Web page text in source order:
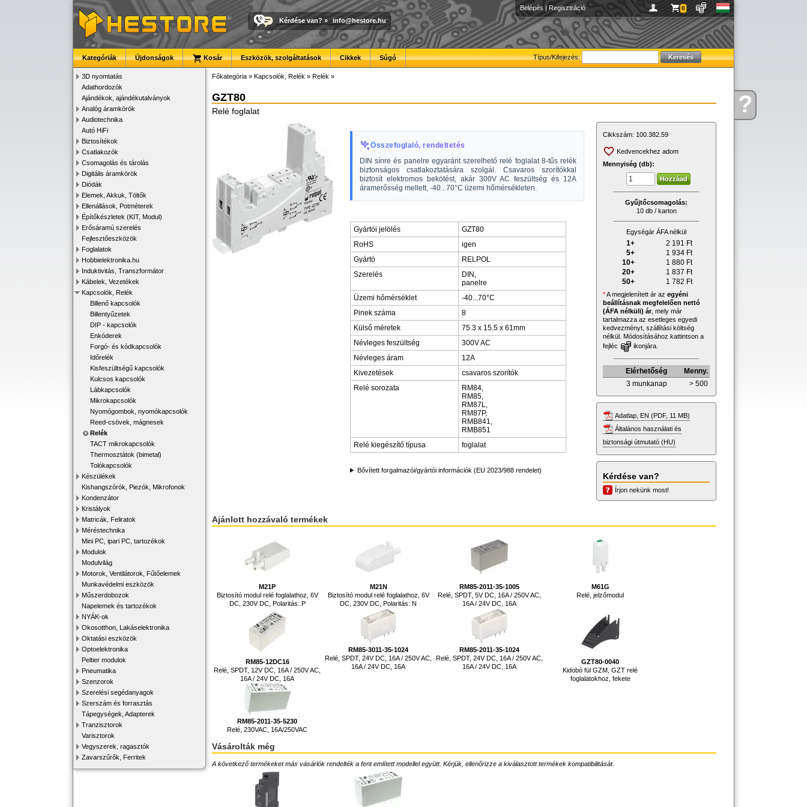
Kérdése?
Belépés | Regisztráció 0
Kérdése van? » info@hestore.hu
Típus/Kifejezés:
Kategóriák Újdonságok Kosár Eszközök, szolgáltatások Cikkek Súgó
3D nyomtatás
Adathordozók
Ajándékok, ajándékutalványok
Analóg áramkörök
Audiotechnika
Autó HiFi
Biztosítékok
Csatlakozók
Csomagolás és tárolás
Digitális áramkörök
Diódák
Elemek, Akkuk, Töltők
Ellenállások, Potméterek
Építőkészletek (KIT, Modul)
Erősáramú szerelés
Fejlesztőeszközök
Foglalatok
Hobbielektronika.hu
Induktivitás, Transzformátor
Kábelek, Vezetékek
Kapcsolók, Relék
Billenő kapcsolók
Billentyűzetek
DIP - kapcsolók
Enkóderek
Forgó- és kódkapcsolók
Időrelék
Kisfeszültségű kapcsolók
Kulcsos kapcsolók
Lábkapcsolók
Mikrokapcsolók
Nyomógombok, nyomókapcsolók
Reed-csövek, mágnesek
Relék
TACT mikrokapcsolók
Thermosztátok (bimetal)
Tolókapcsolók
Készülékek
Kishangszórók, Piezók, Mikrofonok
Kondenzátor
Kristályok
Matricák, Feliratok
Méréstechnika
Mini PC, ipari PC, tartozékok
Modulok
Modulvilág
Motorok, Ventilátorok, Fűtőelemek
Munkavédelmi eszközök
Műszerdobozok
Napelemek és tartozékok
NYÁK-ok
Okosotthon, Lakáselektronika
Oktatási eszközök
Optoelektronika
Peltier modulok
Pneumatika
Szenzorok
Szerelési segédanyagok
Szerszám és forrasztás
Tápegységek, Adapterek
Tranzisztorok
Varisztorok
Vegyszerek, ragasztók
Zavarszűrők, Ferritek
Főkategória » Kapcsolók, Relék » Relék »
GZT80
Relé foglalat
Összefoglaló, rendeltetés
DIN sínre és panelre egyaránt szerelhető relé foglalat 8-tűs relék
biztonságos csatlakoztatására szolgál. Csavaros szorítókkal
biztosít elektromos bekötést, akár 300V AC feszültség és 12A
áramerősség mellett, -40...70°C üzemi hőmérsékleten.
Gyártói jelölés
GZT80
RoHS
igen
Gyártó
RELPOL
Szerelés
DIN,
panelre
Üzemi hőmérséklet
-40...70°C
Pinek száma
8
Külső méretek
75.3 x 15.5 x 61mm
Névleges feszültség
300V AC
Névleges áram
12A
Kivezetések
csavaros szorítók
Relé sorozata
RM84,
RM85,
RM87L,
RM87P,
RMB841,
RMB851
Relé kiegészítő típusa
foglalat
Bővített forgalmazói/gyártói információk (EU 2023/988 rendelet)
Cikkszám: 100.382.59
Kedvencekhez adom
Mennyiség (db):
Gyűjtőcsomagolás:
10 db / karton
Egységár ÁFA nélkül
1+ 2 191 Ft
5+
1 934 Ft
10+
1 880 Ft
20+
1 837 Ft
50+
1 782 Ft
*A megjelenített ár az egyéni
beállításnak megfelelően nettó
(ÁFA nélküli) ár, mely már
tartalmazza az esetleges egyedi
kedvezményt, szállítási költség
nélkül. Módosításához kattintson a
fejléc
ikonjára.
Elérhetőség
Menny.
3 munkanap
> 500
Adatlap, EN (PDF, 11 MB)
Általános használati és
biztonsági útmutató (HU)
Kérdése van?
Írjon nekünk most!
Ajánlott hozzávaló termékek
M21P
Biztosító modul relé foglalathoz, 6V
DC, 230V DC, Polaritás: P
M21N
Biztosító modul relé foglalathoz, 6V
DC, 230V DC, Polaritás: N
RM85-2011-35-1005
Relé, SPDT, 5V DC, 16A / 250V AC,
16A / 24V DC, 16A
M61G
Relé, jelzőmodul
RM85-12DC16
Relé, SPDT, 12V DC, 16A / 250V AC,
16A / 24V DC, 16A
RM85-3011-35-1024
Relé, SPDT, 24V DC, 16A / 250V AC,
16A / 24V DC, 16A
RM85-2011-35-1024
Relé, SPDT, 24V DC, 16A / 250V AC,
16A / 24V DC, 16A
GZT80-0040
Kidobó fül GZM, GZT relé
foglalatokhoz, fekete
RM85-2011-35-5230
Relé, 230VAC, 16A/250VAC
Vásárolták még
A következő termékeket más vásárlók rendelték a fent említett modellel együtt. Kérjük, ellenőrizze a kiválasztott termékek kompatibilitását.